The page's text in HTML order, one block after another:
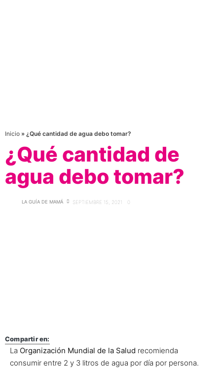
Inicio » ¿Qué cantidad de agua debo tomar?
¿Qué cantidad de
agua debo tomar?
LA GUÍA DE MAMÁ SEPTIEMBRE 15, 2021 0
Compartir en:
La Organización Mundial de la Salud recomienda
consumir entre 2 y 3 litros de agua por día por persona.